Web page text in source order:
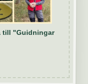
till "Guidningar